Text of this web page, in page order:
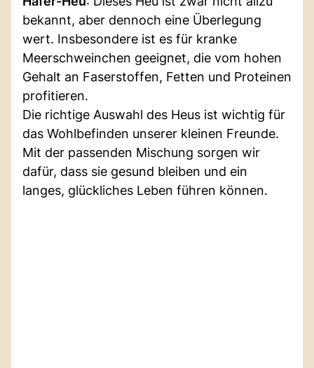
bekannt, aber dennoch eine Überlegung
wert. Insbesondere ist es für kranke
Meerschweinchen geeignet, die vom hohen
Gehalt an Faserstoffen, Fetten und Proteinen
profitieren.
Die richtige Auswahl des Heus ist wichtig für
das Wohlbefinden unserer kleinen Freunde.
Mit der passenden Mischung sorgen wir
dafür, dass sie gesund bleiben und ein
langes, glückliches Leben führen können.